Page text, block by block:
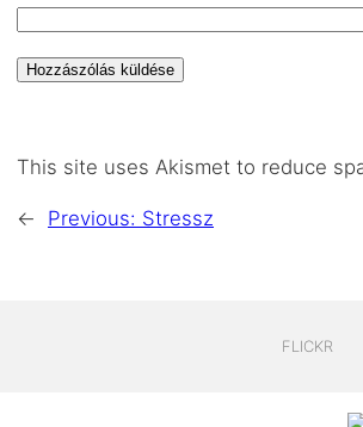
This site uses Akismet to reduce
← Previous: Stressz
FLICKR